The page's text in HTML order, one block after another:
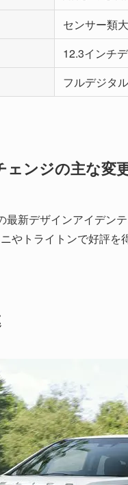
センサー類
12.3インチ
フルデジタ
ンジの主な変
最新デザインアイデン
やトライトンで好評